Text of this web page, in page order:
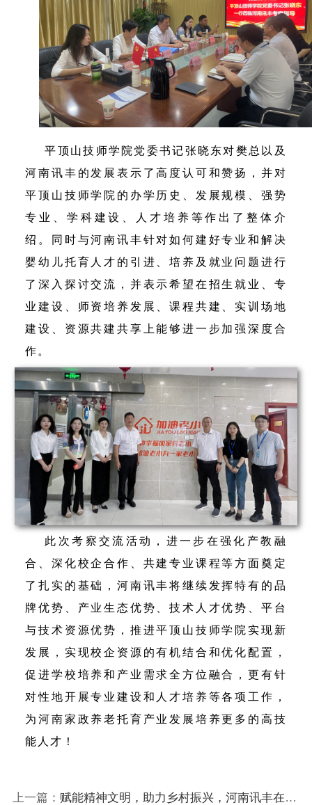
平顶山技师学院党委书记张晓东对樊总以及
河南讯丰的发展表示了高度认可和赞扬，并对
平顶山技师学院的办学历史、发展规模、强势
专业、 学科建设 、人才培养等作出了整体介
绍。 同时与河南讯丰针对如何建好专业和解决
婴幼儿托育人才的引进、培养及就业问题进行
了深入探讨交流，并表示希望在招生就业、 专
业建设、 师资培养发展、课程共建、 实训场地
建设、资源共建共享上能够进一步加强深度合
作。
此次考察交流活动，进一步在强化产教融
合、深化校企合作、共建专业课程等方面奠定
了扎实的基础，河南讯丰将继续发挥特有的品
牌优势、产业生态优势、技术人才优势、平台
与技术资源优势，推进平顶山技师学院实现新
发展 ，实现校企资源的有机结合和优化配置，
促进学校培养和产业需求全方位融合， 更有针
对性地开展专业建设和人才培养等各项工作，
为河南家政养老托育产业发展培养更多的高技
能人才！
上一篇： 赋能精神文明，助力乡村振兴，河南讯丰在行动